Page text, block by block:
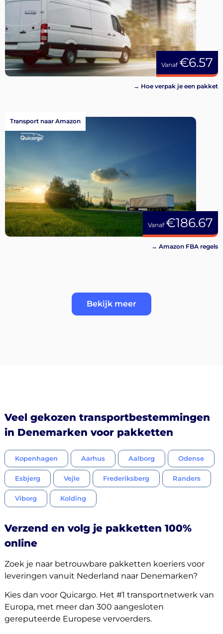
Vanaf€6.57
→ Hoe verpak je een pakket
Vanaf€186.67
Transport naar Amazon
→ Amazon FBA regels
Bekijk meer
Veel gekozen transportbestemmingen
in Denemarken voor pakketten
Kopenhagen Aarhus Aalborg Odense
Esbjerg Vejle Frederiksberg Randers
Viborg Kolding
Verzend en volg je pakketten 100%
online
Zoek je naar betrouwbare pakketten koeriers voor
leveringen vanuit Nederland naar Denemarken?
Kies dan voor Quicargo. Het #1 transportnetwerk van
Europa, met meer dan 300 aangesloten
gereputeerde Europese vervoerders.